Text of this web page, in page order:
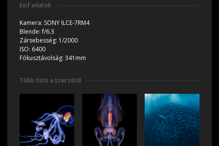
Exif adatok
Kamera: SONY ILCE-7RM4
Blende:f/6.3
Zársebesség: 1/2000
ISO: 6400
Fókusztávolság: 341mm
Több fotó a szerzőtől